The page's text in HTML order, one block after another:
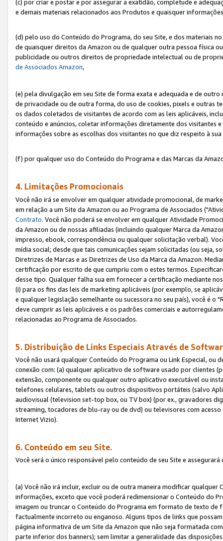
(c) por criar e postar e por assegurar a exatidão, completude e
e demais materiais relacionados aos Produtos e quaisquer
(d) pelo uso do Conteúdo do Programa, do seu Site, e dos materiais
de quaisquer direitos da Amazon ou de qualquer outra pessoa física
publicidade ou outros direitos de propriedade intelectual ou de
de Associados Amazon,
(e) pela divulgação em seu Site de forma exata e adequada e de
de privacidade ou de outra forma, do uso de cookies, pixels e outras
os dados coletados de visitantes de acordo com as leis aplicáveis,
conteúdo e anúncios, coletar informações diretamente dos visitantes
informações sobre as escolhas dos visitantes no que diz respeito à
(f) por qualquer uso do Conteúdo do Programa e das Marcas da
4. Limitações Promocionais
Você não irá se envolver em qualquer atividade promocional, de
em relação a um Site da Amazon ou ao Programa de Associados
Contrato. Você não poderá se envolver em qualquer Atividade
da Amazon ou de nossas afiliadas (incluindo qualquer Marca da
impresso, ebook, correspondência ou qualquer solicitação verbal).
mídia social; desde que tais comunicações sejam solicitadas (ou seja,
Diretrizes de Marcas e as Diretrizes de Uso da Marca da Amazon.
certificação por escrito de que cumpriu com o estes termos.
desse tipo. Qualquer falha sua em fornecer a certificação mediante
(i) para os fins das leis de marketing aplicáveis (por exemplo, se
e qualquer legislação semelhante ou sucessora no seu país), você é o
deve cumprir as leis aplicáveis e os padrões comerciais e
relacionadas ao Programa de Associados.
5. Distribuição de Links Especiais Através de
Você não usará qualquer Conteúdo do Programa ou Link Especial,
conexão com: (a) qualquer aplicativo de software usado por clientes
extensão, componente ou qualquer outro aplicativo executável ou
telefones celulares, tablets ou outros dispositivos portáteis (salvo
audiovisual (television set-top box, ou TV box) (por ex., gravadores
streaming, tocadores de blu-ray ou de dvd) ou televisores com
Internet Vizio).
6. Conteúdo em seu Site.
Você será o único responsável pelo conteúdo de seu Site e assegurará
(a) Você não irá incluir, excluir ou de outra maneira modificar
informações, exceto que você poderá redimensionar o Conteúdo do
imagem ou truncar o Conteúdo do Programa em formato de texto
factualmente incorreto ou enganoso. Alguns tipos de links que
página informativa de um Site da Amazon que não seja formatada
parte inferior dos banners); sem limitar a generalidade das